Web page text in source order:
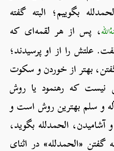
بگوییم؛ البته گفته
، پس از هر لقمه‌ای که
علتش را از او پرسیدند؛
بهتر از خوردن و سکوت
که رهنمود یا روش
و سلم بهترین روش است و
آشامیدن، الحمدلله بگوید،
«الحمدلله» در اثنای